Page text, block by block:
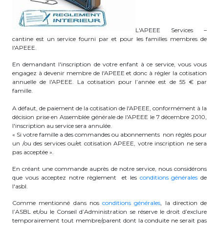
periscolaire.berkendael@apeee-bxl1-
services.be
BE91 3631 6790 0976
Activités périscolaires Uccle
cesame@apeee-bxl1-services.be
BE30 3100 2003 2711
Cantine
cantine@apeee-bxl1-services.be
L'APEEE Services –
cantine est un service fourni par et pour les familles membres de
l'APEEE.
En demandant l'inscription de votre enfant à ce service, vous vous
engagez à devenir membre de l'APEEE et donc à régler la cotisation
annuelle de l'APEEE. La cotisation pour l’année est de 55 € par
famille.
A défaut, de paiement de la cotisation de l'APEEE, conformément à la
décision prise en Assemblée générale de l'APEEE le 7 décembre 2010,
l'inscription au service sera annulée.
« Si votre famille a des commandes ou abonnements non réglés pour
un /ou des services ou/et cotisation APEEE, votre inscription ne sera
pas acceptée ».
En créant une commande auprès de notre service, nous considérons
que vous acceptez notre règlement et les conditions générales de
l'asbl.
Comme mentionné dans nos conditions générales, la direction de
l’ASBL et/ou le Conseil d’Administration se réserve le droit d’exclure
temporairement tout membre/parent dont la conduite ne serait pas